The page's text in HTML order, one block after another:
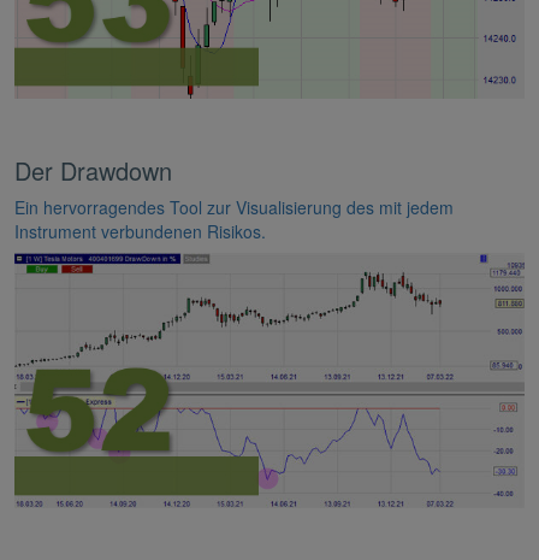
Der Drawdown
Ein hervorragendes Tool zur Visualisierung des mit jedem
Instrument verbundenen Risikos.